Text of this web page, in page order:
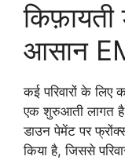
आसान
कई परिवारों के लिए
एक शुरुआती लागत
डाउन पेमेंट पर
किया है, जिससे